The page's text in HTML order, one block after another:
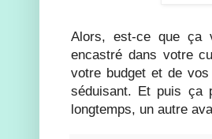
Alors, est-ce que ça
encastré dans votre
votre budget et de
séduisant. Et puis ça
longtemps, un autre